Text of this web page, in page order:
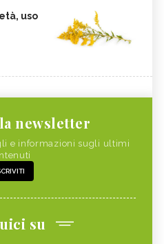
uso
newsletter
e informazioni sugli ultimi
su